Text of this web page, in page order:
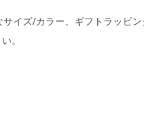
イズ/カラー、ギフトラッピ
。